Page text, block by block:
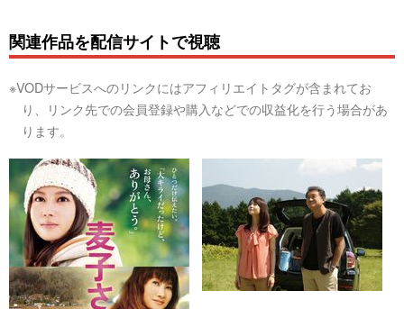
関連作品を配信サイトで視聴
※VODサービスへのリンクにはアフィリエイトタグが含まれてお
り、リンク先での会員登録や購入などでの収益化を行う場合があ
ります。